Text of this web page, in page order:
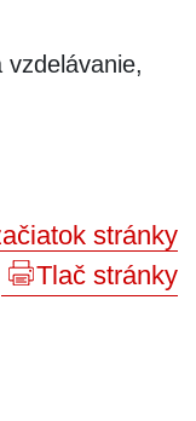
vzdelávanie,
stránky
Tlač stránky